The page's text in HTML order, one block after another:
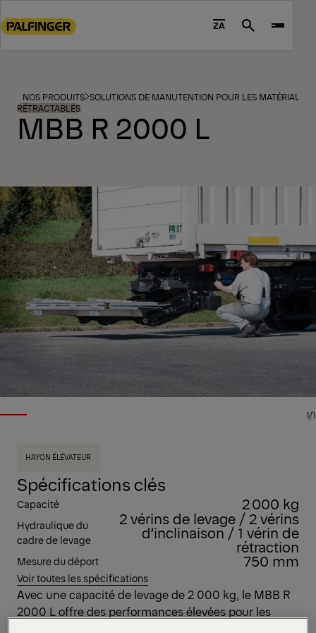
to
footer
content
ZA Search
NOS PRODUITS SOLUTIONS DE MANUTENTION POUR LES MATÉRIAUX
RÉTRACTABLES
MBB R 2000 L
1/1
HAYON ÉLÉVATEUR
Spécifications clés
Capacité 2 000 kg
Hydraulique du
cadre de levage
2 vérins de levage / 2 vérins
d’inclinaison / 1 vérin de
rétraction
Mesure du déport 750 mm
Voir toutes les spécifications
Avec une capacité de levage de 2 000 kg, le MBB R
2000 L offre des performances élevées pour les